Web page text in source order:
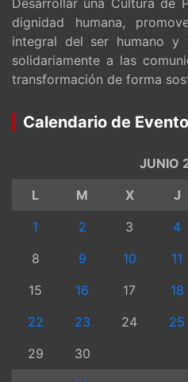
dignidad humana,
integral del ser humano y
solidariamente a las
transformación de forma
Calendario de
JUNIO
L
M X J
1
2 3 4
8
9 10 11
15
16 17 18
22
23 24 25
29
30